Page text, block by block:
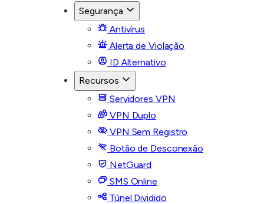
Segurança
Antivírus
Alerta de Violação
ID Alternativo
Recursos
Servidores VPN
VPN Duplo
VPN Sem Registro
Botão de Desconexão
NetGuard
SMS Online
Túnel Dividido